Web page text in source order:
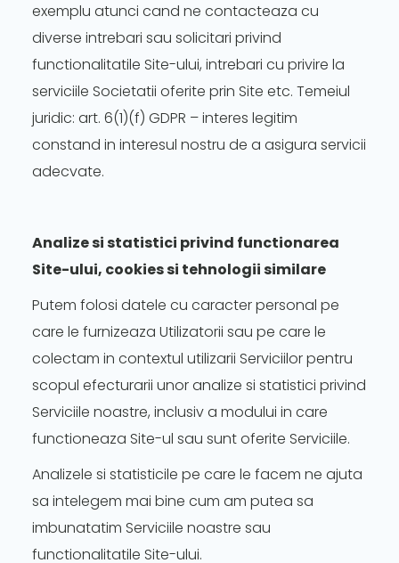
exemplu atunci cand ne contacteaza cu
diverse intrebari sau solicitari privind
functionalitatile Site-ului, intrebari cu privire la
serviciile Societatii oferite prin Site etc. Temeiul
juridic: art. 6(1)(f) GDPR – interes legitim
constand in interesul nostru de a asigura servicii
adecvate.
Analize si statistici privind functionarea
Site-ului, cookies si tehnologii similare
Putem folosi datele cu caracter personal pe
care le furnizeaza Utilizatorii sau pe care le
colectam in contextul utilizarii Serviciilor pentru
scopul efecturarii unor analize si statistici privind
Serviciile noastre, inclusiv a modului in care
functioneaza Site-ul sau sunt oferite Serviciile.
Analizele si statisticile pe care le facem ne ajuta
sa intelegem mai bine cum am putea sa
imbunatatim Serviciile noastre sau
functionalitatile Site-ului.